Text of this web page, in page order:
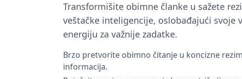
Transformišite obimne članke u sažete
veštačke inteligencije, oslobađajući svoje
energiju za važnije zadatke.
Brzo pretvorite obimno čitanje u koncizne
informacija.